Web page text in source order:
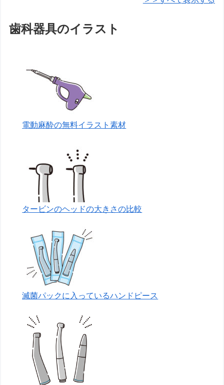
歯科器具のイラスト
電動麻酔の無料イラスト素材
タービンのヘッドの大きさの比較
滅菌パックに入っているハンドピース